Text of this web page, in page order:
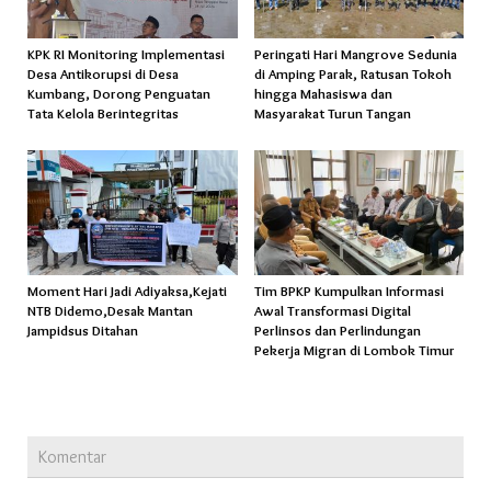
KPK RI Monitoring Implementasi
Desa Antikorupsi di Desa
Kumbang, Dorong Penguatan
Tata Kelola Berintegritas
Peringati Hari Mangrove Sedunia
di Amping Parak, Ratusan Tokoh
hingga Mahasiswa dan
Masyarakat Turun Tangan
Moment Hari Jadi Adiyaksa,Kejati
NTB Didemo,Desak Mantan
Jampidsus Ditahan
Tim BPKP Kumpulkan Informasi
Awal Transformasi Digital
Perlinsos dan Perlindungan
Pekerja Migran di Lombok Timur
Komentar